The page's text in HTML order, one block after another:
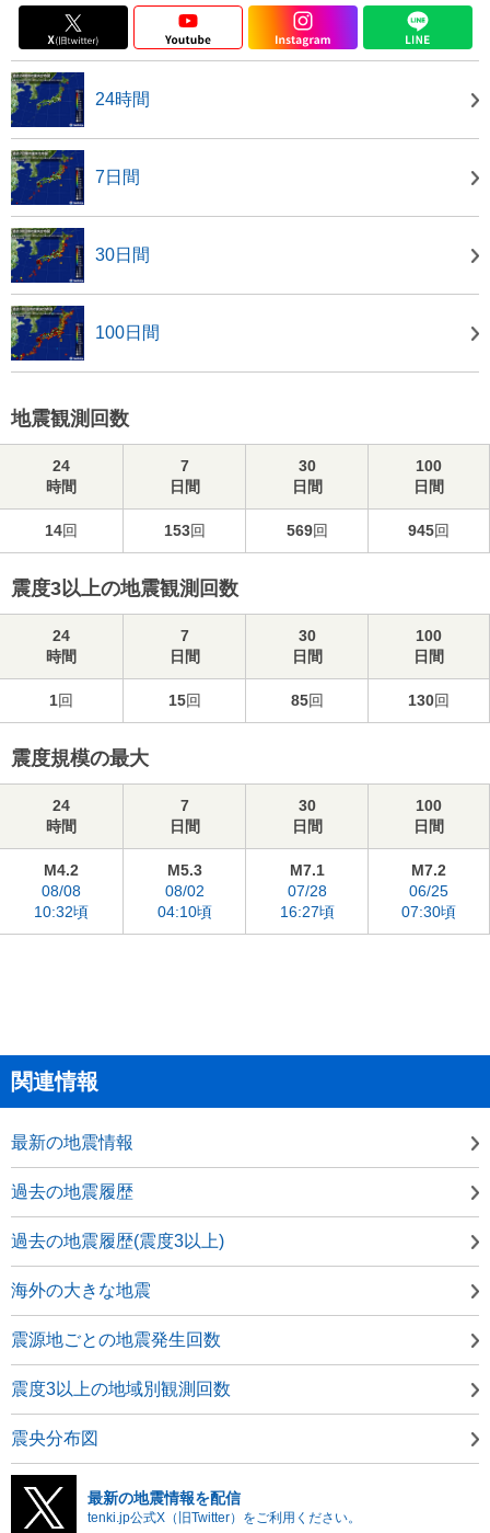
24時間
7日間
30日間
100日間
地震観測回数
24
時間
7
日間
30
日間
100
日間
14回 153回 569回 945回
震度3以上の地震観測回数
24
時間
7
日間
30
日間
100
日間
1回 15回 85回 130回
震度規模の最大
24
時間
7
日間
30
日間
100
日間
M4.2
08/08
10:32頃
M5.3
08/02
04:10頃
M7.1
07/28
16:27頃
M7.2
06/25
07:30頃
関連情報
最新の地震情報
過去の地震履歴
過去の地震履歴(震度3以上)
海外の大きな地震
震源地ごとの地震発生回数
震度3以上の地域別観測回数
震央分布図
最新の地震情報を配信
tenki.jp公式X（旧Twitter）をご利用ください。